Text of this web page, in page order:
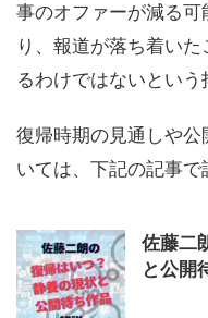
事のオファーが減る
り、報道が落ち着い
るわけではないという
復帰時期の見通しや
いては、下記の記事で
佐藤二
と公開